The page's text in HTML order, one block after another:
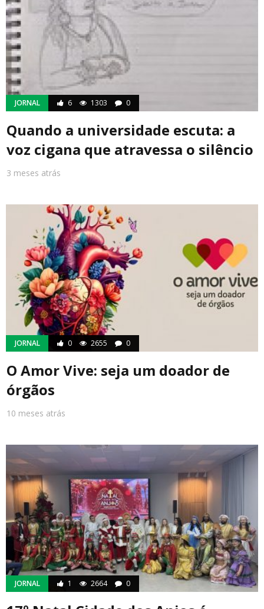
JORNAL 6 1303 0
Quando a universidade escuta: a
voz cigana que atravessa o silêncio
3 meses atrás
JORNAL 0 2655 0
O Amor Vive: seja um doador de
órgãos
10 meses atrás
JORNAL 1 2664 0